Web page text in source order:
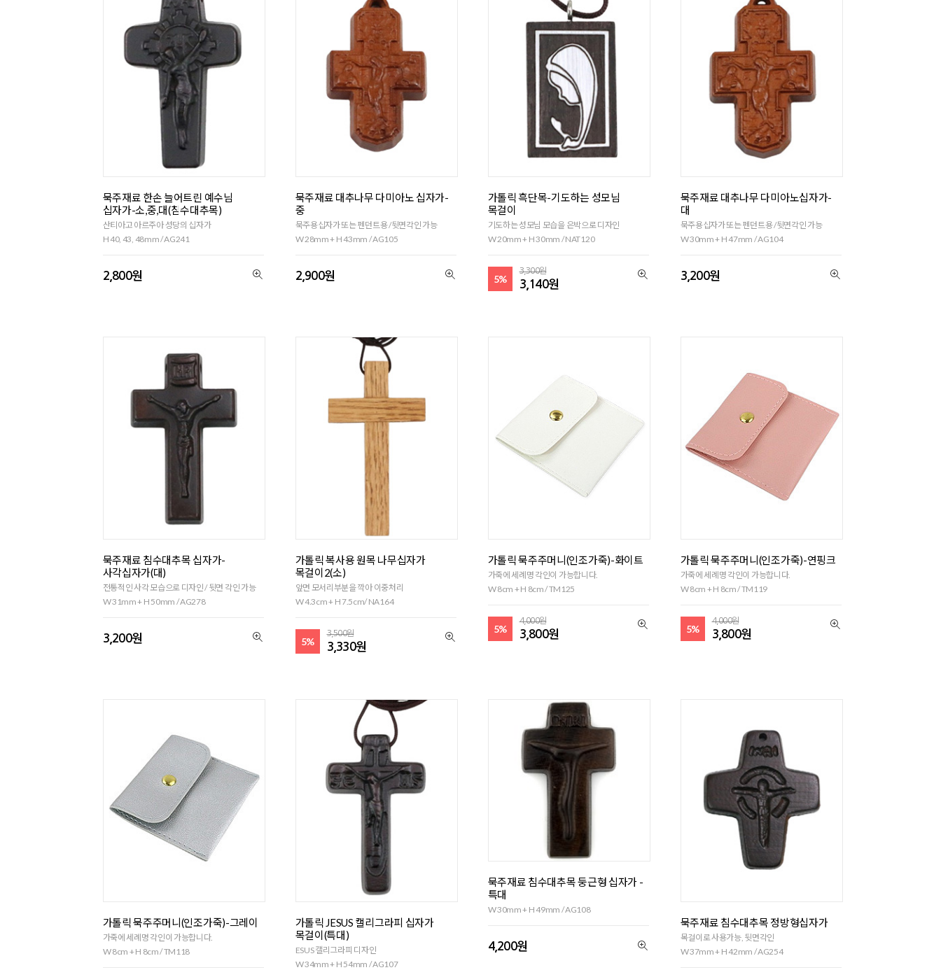
묵주재료 한손 늘어트린 예수님
십자가-소,중,대(침수대추목)
산티아고 아르주아 성당의 십자가
H 40, 43, 48mm / AG241
2,800원
묵주재료 대추나무 다미아노 십자가-
중
묵주용십자가 또는 펜던트용 /뒷면각인 가능
W 28mm + H 43mm / AG105
2,900원
가톨릭 흑단목-기도하는 성모님
목걸이
기도하는 성모님 모습을 은박으로 디자인
W 20mm + H 30mm / NAT120
5%
3,300원
3,140원
묵주재료 대추나무 다미아노십자가-
대
묵주용십자가 또는 펜던트용 /뒷면각인 가능
W 30mm + H 47mm / AG104
3,200원
묵주재료 침수대추목 십자가-
사각십자가(대)
전통적인 사각 모습으로 디자인 / 뒷면 각인 가능
W 31mm + H 50mm / AG278
3,200원
가톨릭 복사용 원목 나무십자가
목걸이2(소)
앞면 모서리부분을 깍아 이중처리
W 4.3cm + H 7.5cm/ NA164
5%
3,500원
3,330원
가톨릭 묵주주머니(인조가죽)-화이트
가죽에 세례명 각인이 가능합니다.
W 8cm + H 8cm / TM125
5%
4,000원
3,800원
가톨릭 묵주주머니(인조가죽)-연핑크
가죽에 세례명 각인이 가능합니다.
W 8cm + H 8cm / TM119
5%
4,000원
3,800원
가톨릭 묵주주머니(인조가죽)-그레이
가죽에 세례명 각인이 가능합니다.
W 8cm + H 8cm / TM118
가톨릭 JESUS 캘리그라피 십자가
목걸이(특대)
ESUS 캘리그라피 디자인
W 34mm + H 54mm / AG107
묵주재료 침수대추목 둥근형 십자가 -
특대
W 30mm + H 49mm / AG108
4,200원
묵주재료 침수대추목 정방형십자가
목걸이로 사용가능, 뒷면각인
W 37mm + H 42mm / AG254